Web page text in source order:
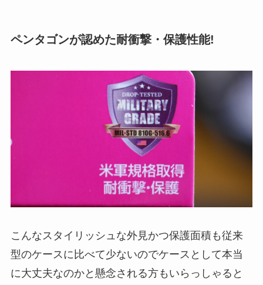
ペンタゴンが認めた耐衝撃・保護性能!
こんなスタイリッシュな外見かつ保護面積も従来
型のケースに比べて少ないのでケースとして本当
に大丈夫なのかと懸念される方もいらっしゃると